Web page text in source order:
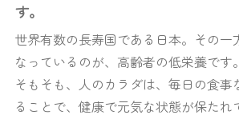
す。
世界有数の長寿国である日本。その一
なっているのが、高齢者の低栄養です。
そもそも、人のカラダは、毎日の食事
ることで、健康で元気な状態が保たれ